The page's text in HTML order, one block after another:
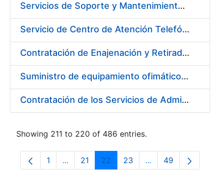
Servicios de Soporte y Mantenimiento de Licencias de Software (IBM / Open Text) de la Fábrica Nacional de Moneda y Timbre-Real Casa de la Moneda
Servicio de Centro de Atención Telefónica/CAT (servicios CERES, DNI Electrónico, Revocación/Suspensión/Cancelación de Certificados, Devolución de Certificados y Servicio de Notificaciones Electrónicas–SNE) de FNMT-RCM
Contratación de Enajenación y Retirada de Residuos de PVC y Plásticos durante 2018
Suministro de equipamiento ofimático para la FNMT-RCM
Contratación de los Servicios de Administración, Soporte, Mantenimiento y Help Desk de la Infraestructura de la FNMT-RCM
Showing 211 to 220 of 486 entries.
Page
1 ...Intermediate Pages Use TAB to navigate.
Page
21 Page
22 Page
23 ...Intermediate
Page
49